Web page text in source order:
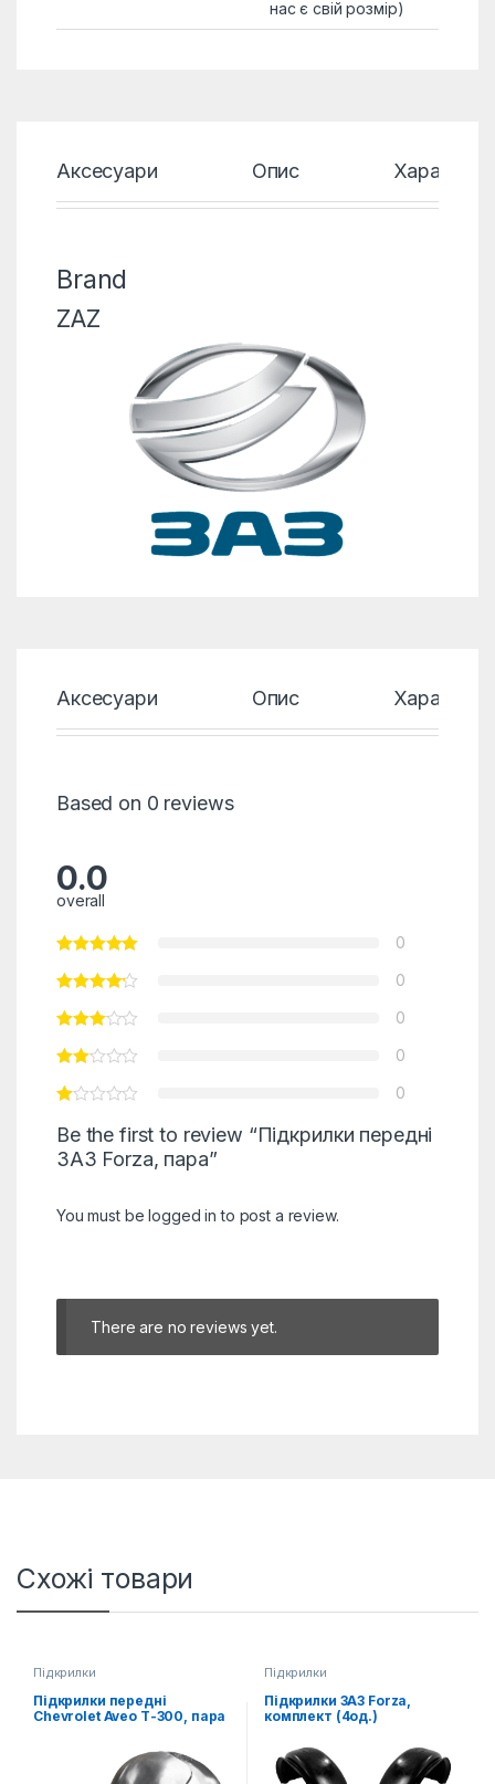
нас є свій розмір)
Аксесуари Опис
Brand
ZAZ
Аксесуари Опис
Based on 0 reviews
0.0
overall
0
0
0
0
0
Be the first to review “Підкрилки передні
ЗАЗ Forza, пара”
You must belogged in to post a review.
There are no reviews yet.
Схожі товари
Підкрилки
Підкрилки передні
Chevrolet Aveo Т-300, пара
Підкрилки
Підкрилки ЗАЗ Forza,
комплект (4од.)